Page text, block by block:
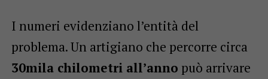
I numeri evidenziano l’entità del
problema. Un artigiano che percorre circa
30mila chilometri all’anno può arrivare